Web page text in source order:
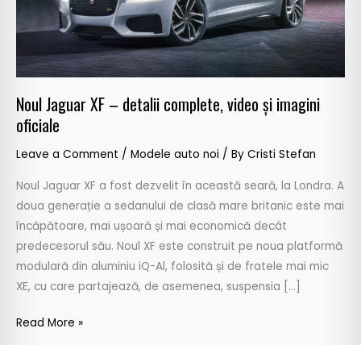
Noul Jaguar XF – detalii complete, video și imagini
oficiale
Leave a Comment / Modele auto noi / By Cristi Stefan
Noul Jaguar XF a fost dezvelit în această seară, la Londra. A
doua generație a sedanului de clasă mare britanic este mai
încăpătoare, mai ușoară și mai economică decât
predecesorul său. Noul XF este construit pe noua platformă
modulară din aluminiu iQ-Al, folosită și de fratele mai mic
XE, cu care partajează, de asemenea, suspensia […]
și
imagini
Read More »